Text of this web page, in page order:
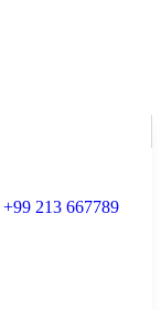
+99 213 667789